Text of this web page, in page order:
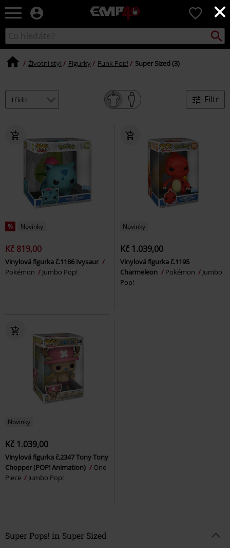
×
EMP
Hudba,
filmy
&
pro
hráče,
0
Katalog
vyhledávání
Životní styl Figurky Funk Pop! Super Sized (3)
Filtr
% Novinky
Kč 819,00
Vinylová figurka č.1186 Ivysaur
Pokémon
Jumbo Pop!
Novinky
Kč 1.039,00
Vinylová figurka č.1195
Charmeleon
Pokémon
Jumbo
Pop!
Novinky
Kč 1.039,00
Vinylová figurka č.2347 Tony Tony
Chopper (POP! Animation)
One
Piece
Jumbo Pop!
Super Pops! in Super Sized